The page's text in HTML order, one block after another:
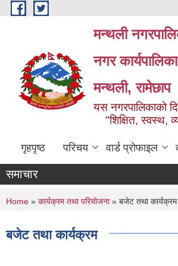
Skip to main content
मन्थली
नगर
मन्थली, रामेछाप
यस नगरपालिकाको
"शिक्षित, स्वस्थ,
गृहपृष्ठ परिचय वार्ड प्रोफाइल
समाचार
You are here
Home » कार्यक्रम तथा परियोजना» बजेट तथा कार्यक्रम
बजेट तथा कार्यक्रम